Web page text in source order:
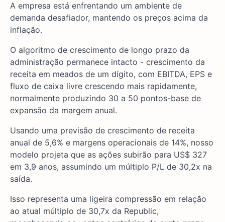
A empresa está enfrentando um ambiente de
demanda desafiador, mantendo os preços acima da
inflação.
O algoritmo de crescimento de longo prazo da
administração permanece intacto - crescimento da
receita em meados de um dígito, com EBITDA, EPS e
fluxo de caixa livre crescendo mais rapidamente,
normalmente produzindo 30 a 50 pontos-base de
expansão da margem anual.
Usando uma previsão de crescimento de receita
anual de 5,6% e margens operacionais de 14%, nosso
modelo projeta que as ações subirão para US$ 327
em 3,9 anos, assumindo um múltiplo P/L de 30,2x na
saída.
Isso representa uma ligeira compressão em relação
ao atual múltiplo de 30,7x da Republic,